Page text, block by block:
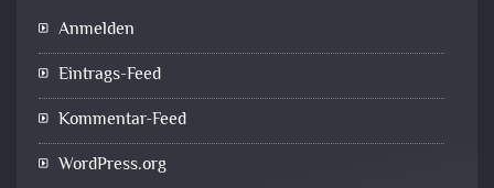
Anmelden
Eintrags-Feed
Kommentar-Feed
WordPress.org